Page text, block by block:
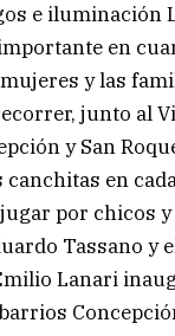
e iluminación
en
y las
junto al
y San
en
por chicos
Tassano y
Lanari